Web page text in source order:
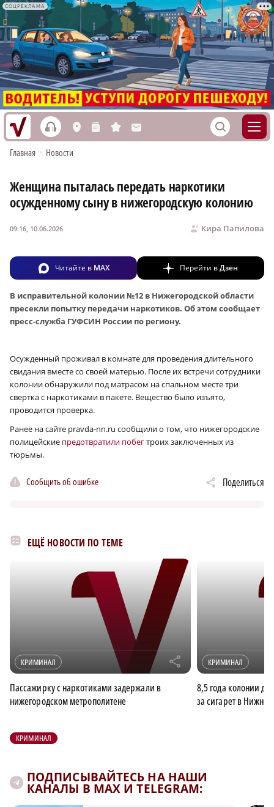
СОЦРЕКЛАМА
h L n s M S
Главная • Новости
Женщина пыталась передать наркотики
осужденному сыну в нижегородскую колонию
Кира Папилова
09:16, 10.06.2026
Читайте в MAX Перейти вДзен
В исправительной колонии №12 в Нижегородской области
пресекли попытку передачи наркотиков. Об этом сообщает
пресс-служба ГУФСИН России по региону.
Осужденный проживал в комнате для проведения длительного
свидания вместе со своей матерью. После их встречи сотрудники
колонии обнаружили под матрасом на спальном месте три
свертка с наркотиками в пакете. Вещество было изъято,
проводится проверка.
Ранее на сайте pravda-nn.ru сообщили о том, что нижегородские
полицейские предотвратили побегтроих заключенных из
тюрьмы.
Сообщить об ошибке Поделиться
ЕЩЁ НОВОСТИ ПО ТЕМЕ
КРИМИНАЛ r
Пассажирку с наркотиками задержали в
нижегородском метрополитене
КРИМИНАЛ
8,5 года колонии
за сигарет в
КРИМИНАЛ
ПОДПИСЫВАЙТЕСЬ НА НАШИ
КАНАЛЫ В MAX И TELEGRAM: